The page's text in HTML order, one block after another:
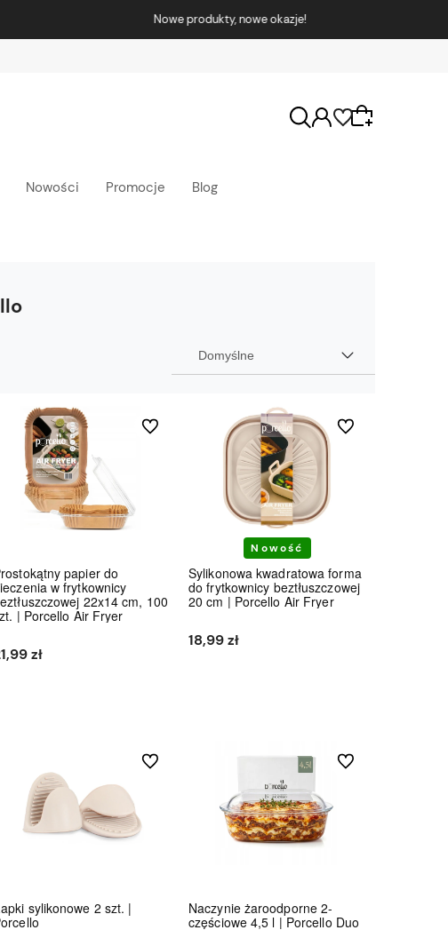
Nowości Promocje Blog
papier do
w frytkownicy
22x14 cm, 100
| Porcello Air Fryer
zł
Do ulubionych
Nowość
Sylikonowa kwadratowa forma
do frytkownicy beztłuszczowej
20 cm | Porcello Air Fryer
18,99 zł
Do ulubionych
sylikonowe 2 szt. |
Do ulubionych
Naczynie żaroodporne 2-
częściowe 4,5 l | Porcello Duo
Do ulubionych